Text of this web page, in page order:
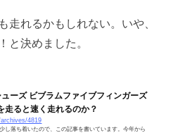
走れるかもしれない。いや、
と決めました。
ューズ ビブラムファイブフィンガーズ
走ると速く走れるのか？
4819
し落ち着いたので、この記事を書いています。今年から